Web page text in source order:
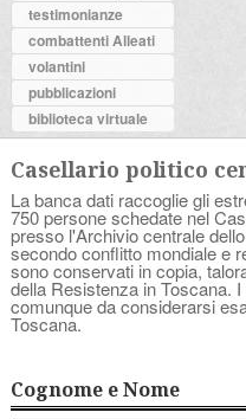
testimonianze
combattenti Alleati
volantini
pubblicazioni
biblioteca virtuale
Casellario politico
La banca dati raccoglie gli
750 persone schedate nel
presso l'Archivio centrale
secondo conflitto mondiale e
sono conservati in copia,
della Resistenza in Toscana.
comunque da considerarsi
Toscana.
Cognome e Nome